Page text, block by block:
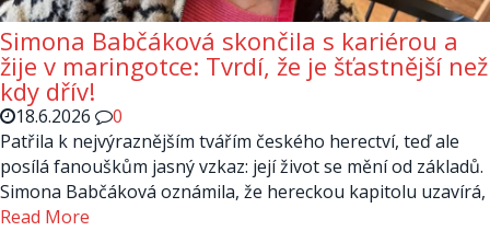
Simona Babčáková skončila s kariérou a
žije v maringotce: Tvrdí, že je šťastnější než
kdy dřív!
18.6.2026
0
Patřila k nejvýraznějším tvářím českého herectví, teď ale
posílá fanouškům jasný vzkaz: její život se mění od základů.
Simona Babčáková oznámila, že hereckou kapitolu uzavírá,
Read More